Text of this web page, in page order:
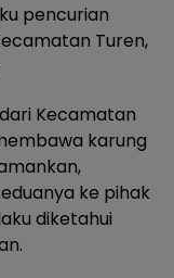
pencurian
Turen,
Kecamatan
karung
ke pihak
diketahui